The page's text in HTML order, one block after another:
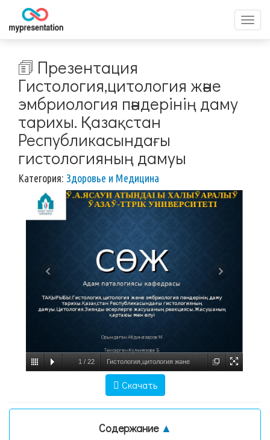
меню
🗊 Презентация
Гистология,цитология және
эмбриология пәндерінің даму
тарихы. Қазақстан
Республикасындағы
гистологияның дамуы
Категория: Здоровье и Медицина
1 / 22 Гистология,цитология және
Қазақстан Республикасындағы
Скачать
Содержание ▲